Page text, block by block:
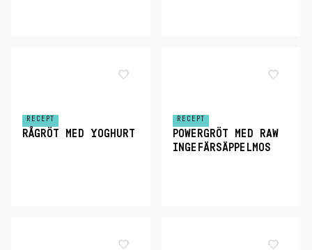
RECEPT
RÅGRÖT MED YOGHURT
RECEPT
POWERGRÖT MED RAW
INGEFÄRSÄPPELMOS